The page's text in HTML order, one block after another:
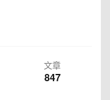
文章
847